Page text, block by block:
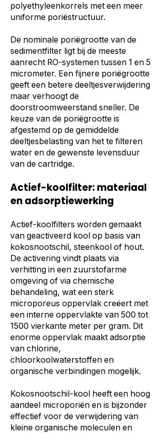
polyethyleenkorrels met een meer
uniforme poriëstructuur.
De nominale poriëgrootte van de
sedimentfilter ligt bij de meeste
aanrecht RO-systemen tussen 1 en 5
micrometer. Een fijnere poriëgrootte
geeft een betere deeltjesverwijdering
maar verhoogt de
doorstroomweerstand sneller. De
keuze van de poriëgrootte is
afgestemd op de gemiddelde
deeltjesbelasting van het te filteren
water en de gewenste levensduur
van de cartridge.
Actief-koolfilter: materiaal
en adsorptiewerking
Actief-koolfilters worden gemaakt
van geactiveerd kool op basis van
kokosnootschil, steenkool of hout.
De activering vindt plaats via
verhitting in een zuurstofarme
omgeving of via chemische
behandeling, wat een sterk
microporeus oppervlak creëert met
een interne oppervlakte van 500 tot
1500 vierkante meter per gram. Dit
enorme oppervlak maakt adsorptie
van chlorine,
chloorkoolwaterstoffen en
organische verbindingen mogelijk.
Kokosnootschil-kool heeft een hoog
aandeel microporiën en is bijzonder
effectief voor de verwijdering van
kleine organische moleculen en